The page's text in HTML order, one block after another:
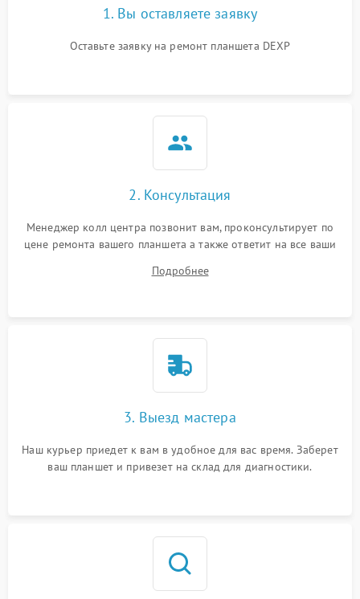
Память и данные
Режим работы
Питание и аккумулятор
1. Вы оставляете заявку
Оставьте заявку на ремонт планшета DEXP
2. Консультация
Менеджер колл центра позвонит вам, проконсультирует по
цене ремонта вашего планшета а также ответит на все ваши
Подробнее
3. Выезд мастера
Наш курьер приедет к вам в удобное для вас время. Заберет
ваш планшет и привезет на склад для диагностики.